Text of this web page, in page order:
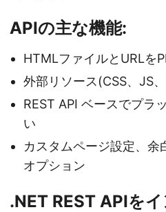
APIの主な機能:
HTMLファイルとURLを
外部リソース(CSS、JS
REST API ベースでプラ
い
カスタムページ設定、
オプション
.NET REST APIを